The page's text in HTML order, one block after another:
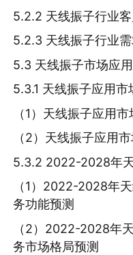
5.2.2 天线振子行业
5.2.3 天线振子行业
5.3 天线振子市场应
5.3.1 天线振子应用
（1）天线振子应用
（2）天线振子应用
5.3.2 2022-2028年
（1）2022-2028年
务功能预测
（2）2022-2028年
务市场格局预测